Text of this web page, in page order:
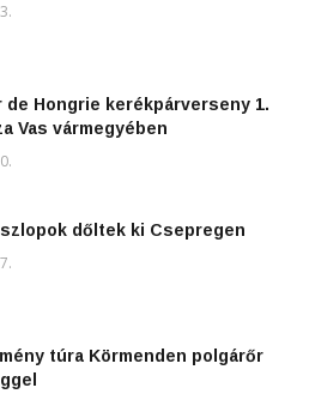
de Hongrie kerékpárverseny 1.
Vas vármegyében
dőltek ki Csepregen
túra Körmenden polgárőr